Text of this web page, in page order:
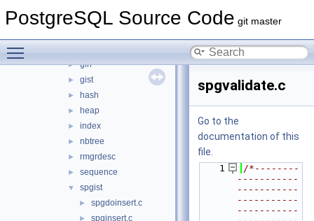
PostgreSQL Source Code git master
▼ access
► gin
► gist
► hash
► heap
► index
► nbtree
► rmgrdesc
► sequence
▼ spgist
► spgdoinsert.c
► spginsert.c
spgvalidate.c
Go to the
documentation of this
file.
    1
/*--------
-----------
-----------
-----------
-----------